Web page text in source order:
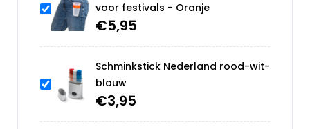
voor festivals - Oranje
€5,95
Schminkstick Nederland rood-wit-
blauw
€3,95